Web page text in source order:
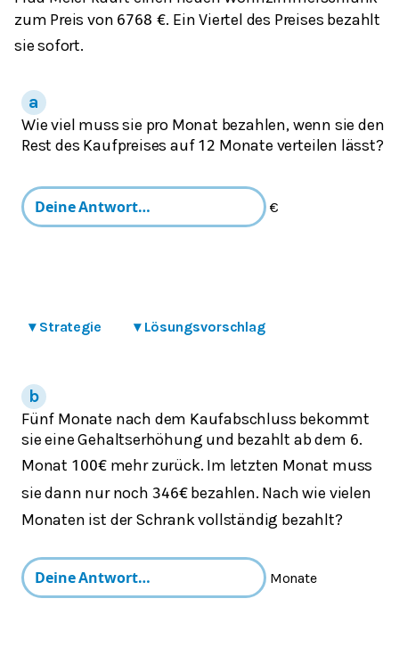
zum Preis von 6768 €. Ein Viertel des Preises bezahlt
sie sofort.
Wie viel muss sie pro Monat bezahlen, wenn sie den
Rest des Kaufpreises auf 12 Monate verteilen lässt?
€
▾ Strategie ▾ Lösungsvorschlag
Fünf Monate nach dem Kaufabschluss bekommt
sie eine Gehaltserhöhung und bezahlt ab dem 6.
Monat 100€mehr zurück. Im letzten Monat muss
sie dann nur noch 346€bezahlen. Nach wie vielen
Monaten ist der Schrank vollständig bezahlt?
Monate